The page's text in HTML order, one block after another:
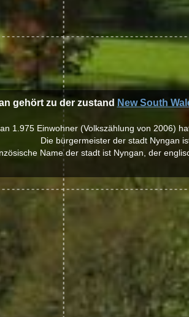
gehört zu der zustand New South
1.975 Einwohner (Volkszählung von 2006)
Die bürgermeister der stadt Nyngan
Name der stadt ist Nyngan, der